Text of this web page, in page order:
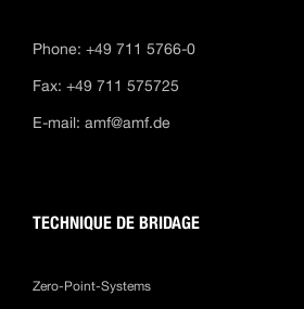
Phone: +49 711 5766-0
Fax: +49 711 575725
E-mail: amf@amf.de
TECHNIQUE DE BRIDAGE
Zero-Point-Systems